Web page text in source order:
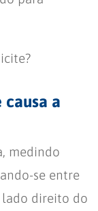
a
medindo
se entre
lado direito do